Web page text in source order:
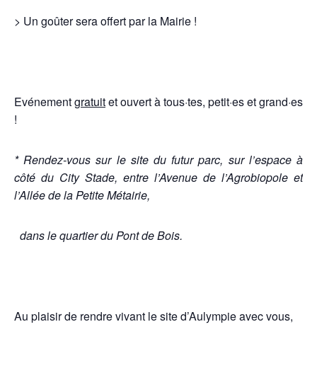
> Un goûter sera offert par la Mairie !
Evénementgratuitet ouvert à tous·tes, petit·es et grand·es
!
*Rendez-vous sur le site du futur parc, sur l’espace à
côté du City Stade, entre l’Avenue de l’Agrobiopole et
l’Allée de la Petite Métairie,
dans le quartier du Pont de Bois.
Au plaisir de rendre vivant le site d’Aulympie avec vous,